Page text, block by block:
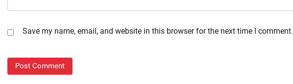
Save my name, email, and website in this browser for the next time I comment.